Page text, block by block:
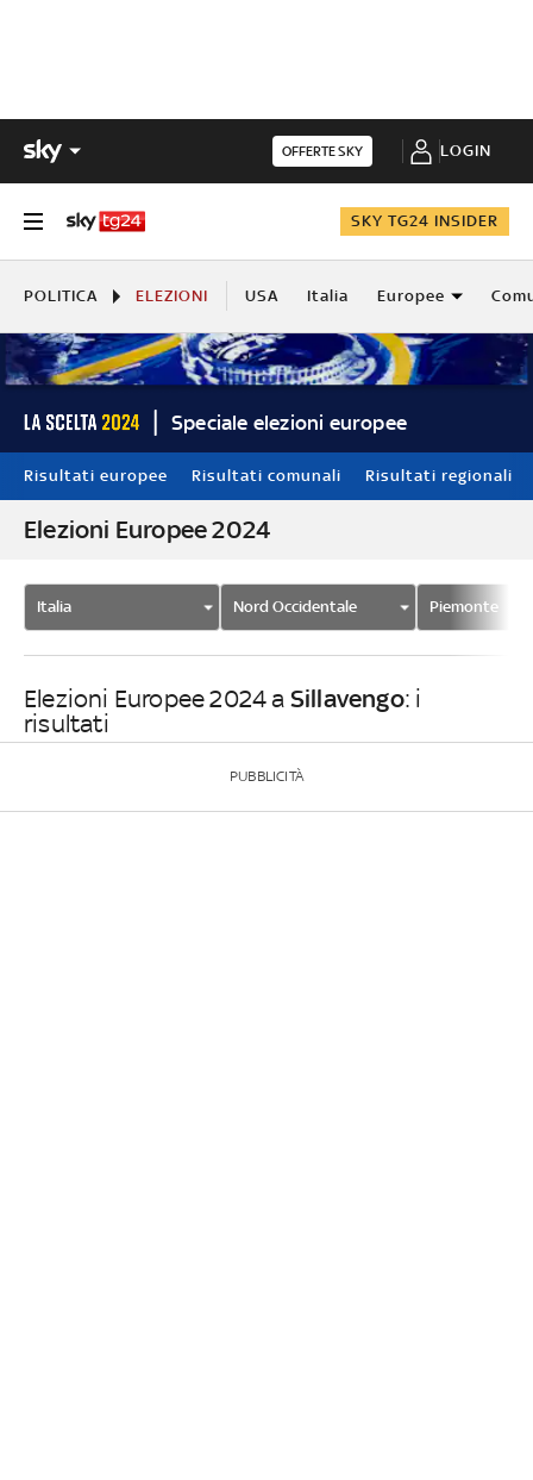
OFFERTE SKY LOGIN
SKY TG24 INSIDER
POLITICA ELEZIONI USA Italia Europee
Speciale elezioni europee
Risultati europee Risultati comunali Risultati regionali
Elezioni Europee 2024
Italia Nord Occidentale Piemonte
Elezioni Europee 2024 a Sillavengo: i
risultati
PUBBLICITÀ